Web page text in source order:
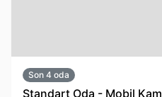
Son 4 oda
Standart Oda - Mobil